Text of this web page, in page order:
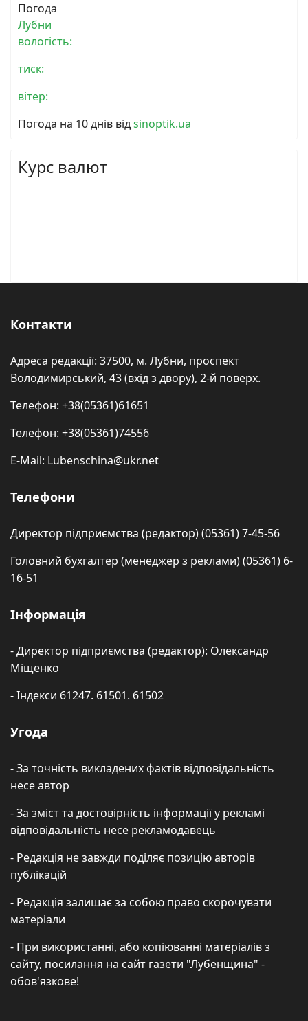
Погода
Лубни
вологість:
тиск:
вітер:
Погода на 10 днів відsinoptik.ua
Курс валют
Контакти
Адреса редакції: 37500, м. Лубни, проспект
Володимирський, 43 (вхід з двору), 2-й поверх.
Телефон: +38(05361)61651
Телефон: +38(05361)74556
E-Mail: Lubenschina@ukr.net
Телефони
Директор підприємства (редактор) (05361) 7-45-56
Головний бухгалтер (менеджер з реклами) (05361) 6-
16-51
Інформація
- Директор підприємства (редактор): Олександр
Міщенко
- Індекси 61247. 61501. 61502
Угода
- За точність викладених фактів відповідальність
несе автор
- За зміст та достовірність інформації у рекламі
відповідальність несе рекламодавець
- Редакція не завжди поділяє позицію авторів
публікацій
- Редакція залишає за собою право скорочувати
матеріали
- При використанні, або копіюванні матеріалів з
сайту, посилання на сайт газети "Лубенщина" -
обов'язкове!